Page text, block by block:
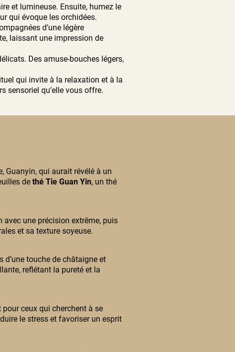
et lumineuse. Ensuite, humez le
qui évoque les orchidées.
d’une légère
laissant une impression de
Des amuse-bouches légers,
qui invite à la relaxation et à la
sensoriel qu’elle vous offre.
Guanyin, qui aurait révélé à un
dethé Tie Guan Yin, un thé
une précision extrême, puis
et sa texture soyeuse.
d’une touche de châtaigne et
reflétant la pureté et la
ceux qui cherchent à se
le stress et favoriser un esprit